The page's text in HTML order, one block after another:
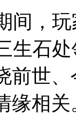
间，
生石
前世
缘相关